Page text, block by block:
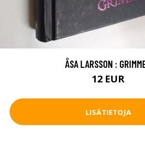
ÅSA LARSSON :
12 EUR
LISÄTIETOJA